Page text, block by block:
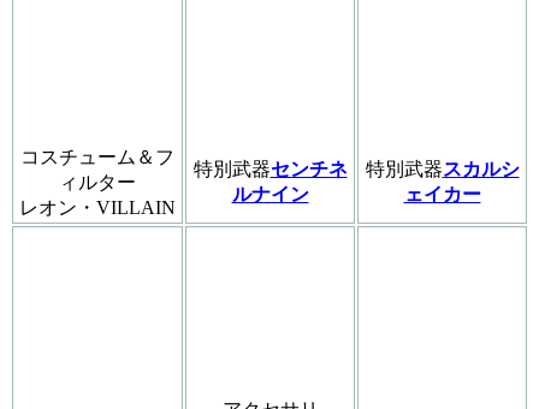
コスチューム＆フ
ィルター
レオン・VILLAIN
特別武器センチネ
ルナイン
特別武器スカルシ
ェイカー